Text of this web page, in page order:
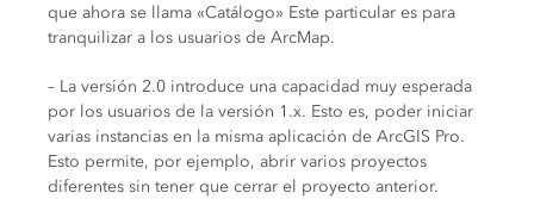
que ahora se llama «Catálogo» Este particular es para
tranquilizar a los usuarios de ArcMap.
– La versión 2.0 introduce una capacidad muy esperada
por los usuarios de la versión 1.x. Esto es, poder iniciar
varias instancias en la misma aplicación de ArcGIS Pro.
Esto permite, por ejemplo, abrir varios proyectos
diferentes sin tener que cerrar el proyecto anterior.